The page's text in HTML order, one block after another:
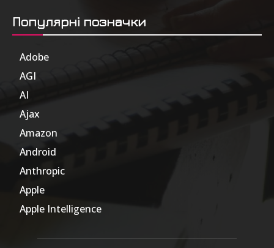
Популярні позначки
Adobe
AGI
AI
Ajax
Amazon
Android
Anthropic
Apple
Apple Intelligence